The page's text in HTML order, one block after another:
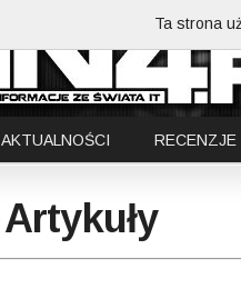
AKTUALNOŚCI RECENZJE
Artykuły
Ta strona